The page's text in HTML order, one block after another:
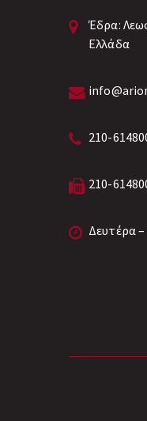
Έδρα:
Ελλάδα
210-
210-
Δευτέρα